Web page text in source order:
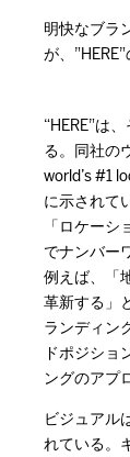
明快なブラ
が、
“HERE”は
る。同社の
world’s #1
に示されて
「ロケー
でナンバー
例えば、「
革新する」
ランディン
ドポジショ
ングのアプ
ビジュアル
れている。